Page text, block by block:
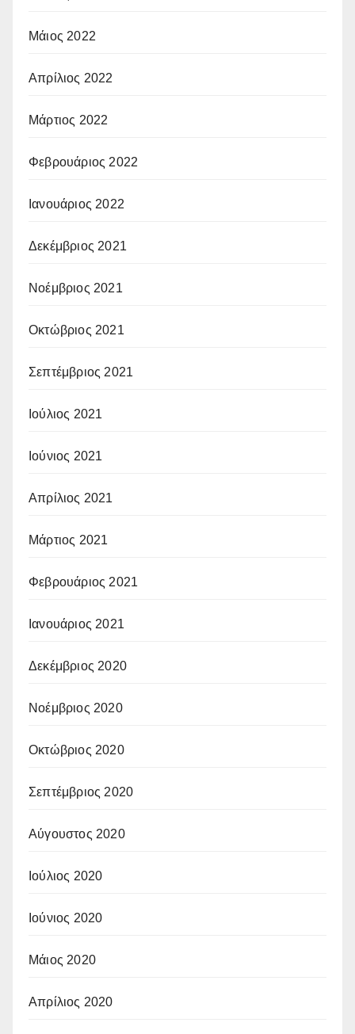
Μάιος 2022
Απρίλιος 2022
Μάρτιος 2022
Φεβρουάριος 2022
Ιανουάριος 2022
Δεκέμβριος 2021
Νοέμβριος 2021
Οκτώβριος 2021
Σεπτέμβριος 2021
Ιούλιος 2021
Ιούνιος 2021
Απρίλιος 2021
Μάρτιος 2021
Φεβρουάριος 2021
Ιανουάριος 2021
Δεκέμβριος 2020
Νοέμβριος 2020
Οκτώβριος 2020
Σεπτέμβριος 2020
Αύγουστος 2020
Ιούλιος 2020
Ιούνιος 2020
Μάιος 2020
Απρίλιος 2020